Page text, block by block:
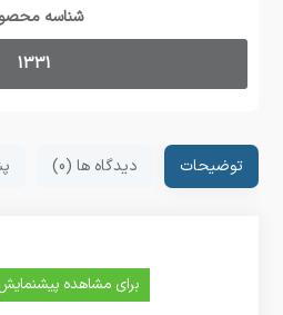
شناسه
1331
توضیحات دیدگاه ها (0)
برای مشاهده